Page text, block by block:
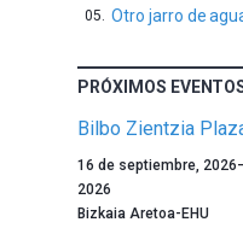
Otro jarro de
PRÓXIMOS
Bilbo Zientzia
Un
año
más,
16 de septiembre, 2026
2026
Bizkaia Aretoa-EHU